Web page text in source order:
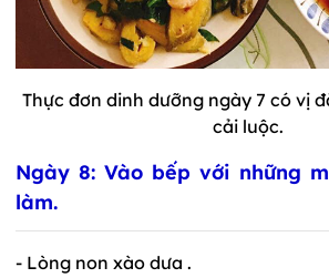
Thực đơn dinh dưỡng ngày 7 có vị
cải luộc.
Ngày 8: Vào bếp với những
làm.
- Lòng non xào dưa .